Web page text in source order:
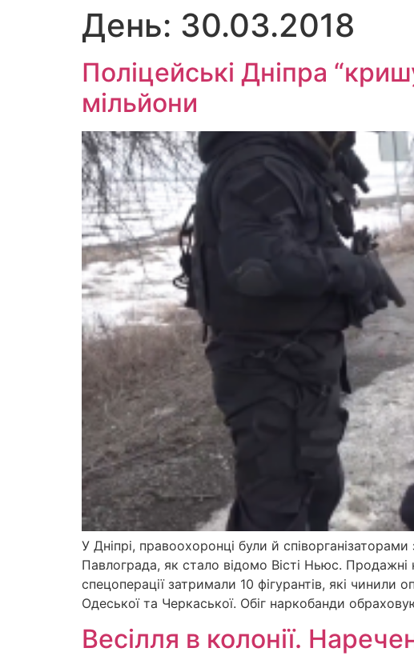
День: 30.03.2018
Поліцейські Дніпра
мільйони
У Дніпрі, правоохоронці були й
Павлограда, як стало відомо Вісті Ньюс. Продажні
спецоперації затримали 10 фігурантів, які
Одеської та Черкаської. Обіг наркобанди
Весілля в колонії.